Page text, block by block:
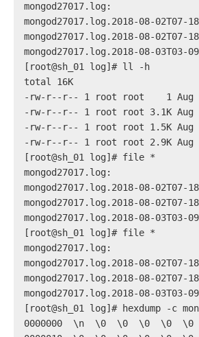
mongod27017.log:
mongod27017.log.2018-08-
mongod27017.log.2018-08-
mongod27017.log.2018-08-
[root@sh_01 log]# ll -h
total 16K
-rw-r--r-- 1 root root    1 Aug  3
-rw-r--r-- 1 root root 3.1K Aug  2
-rw-r--r-- 1 root root 1.5K Aug  2
-rw-r--r-- 1 root root 2.9K Aug  3
[root@sh_01 log]# file *
mongod27017.log:
mongod27017.log.2018-08-
mongod27017.log.2018-08-
mongod27017.log.2018-08-
[root@sh_01 log]# file *
mongod27017.log:
mongod27017.log.2018-08-
mongod27017.log.2018-08-
mongod27017.log.2018-08-
[root@sh_01 log]# hexdump -c
0000000  \n  \0  \0  \0  \0